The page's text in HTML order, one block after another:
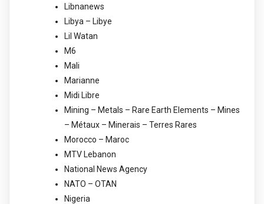
Libnanews
Libya – Libye
Lil Watan
M6
Mali
Marianne
Midi Libre
Mining – Metals – Rare Earth Elements – Mines
– Métaux – Minerais – Terres Rares
Morocco – Maroc
MTV Lebanon
National News Agency
NATO – OTAN
Nigeria